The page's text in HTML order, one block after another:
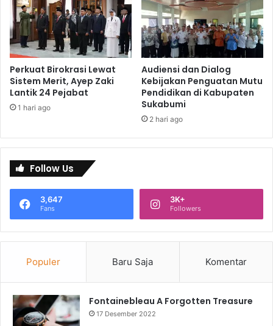
Perkuat Birokrasi Lewat
Sistem Merit, Ayep Zaki
Lantik 24 Pejabat
1 hari ago
Audiensi dan Dialog
Kebijakan Penguatan Mutu
Pendidikan di Kabupaten
Sukabumi
2 hari ago
Follow Us
3,647
Fans
3K+
Followers
Populer Baru Saja Komentar
Fontainebleau A Forgotten Treasure
17 Desember 2022